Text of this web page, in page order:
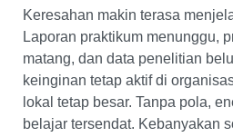
Keresahan makin terasa
Laporan praktikum menunggu,
matang, dan data penelitian
keinginan tetap aktif di
lokal tetap besar. Tanpa pola,
belajar tersendat. Kebanyakan